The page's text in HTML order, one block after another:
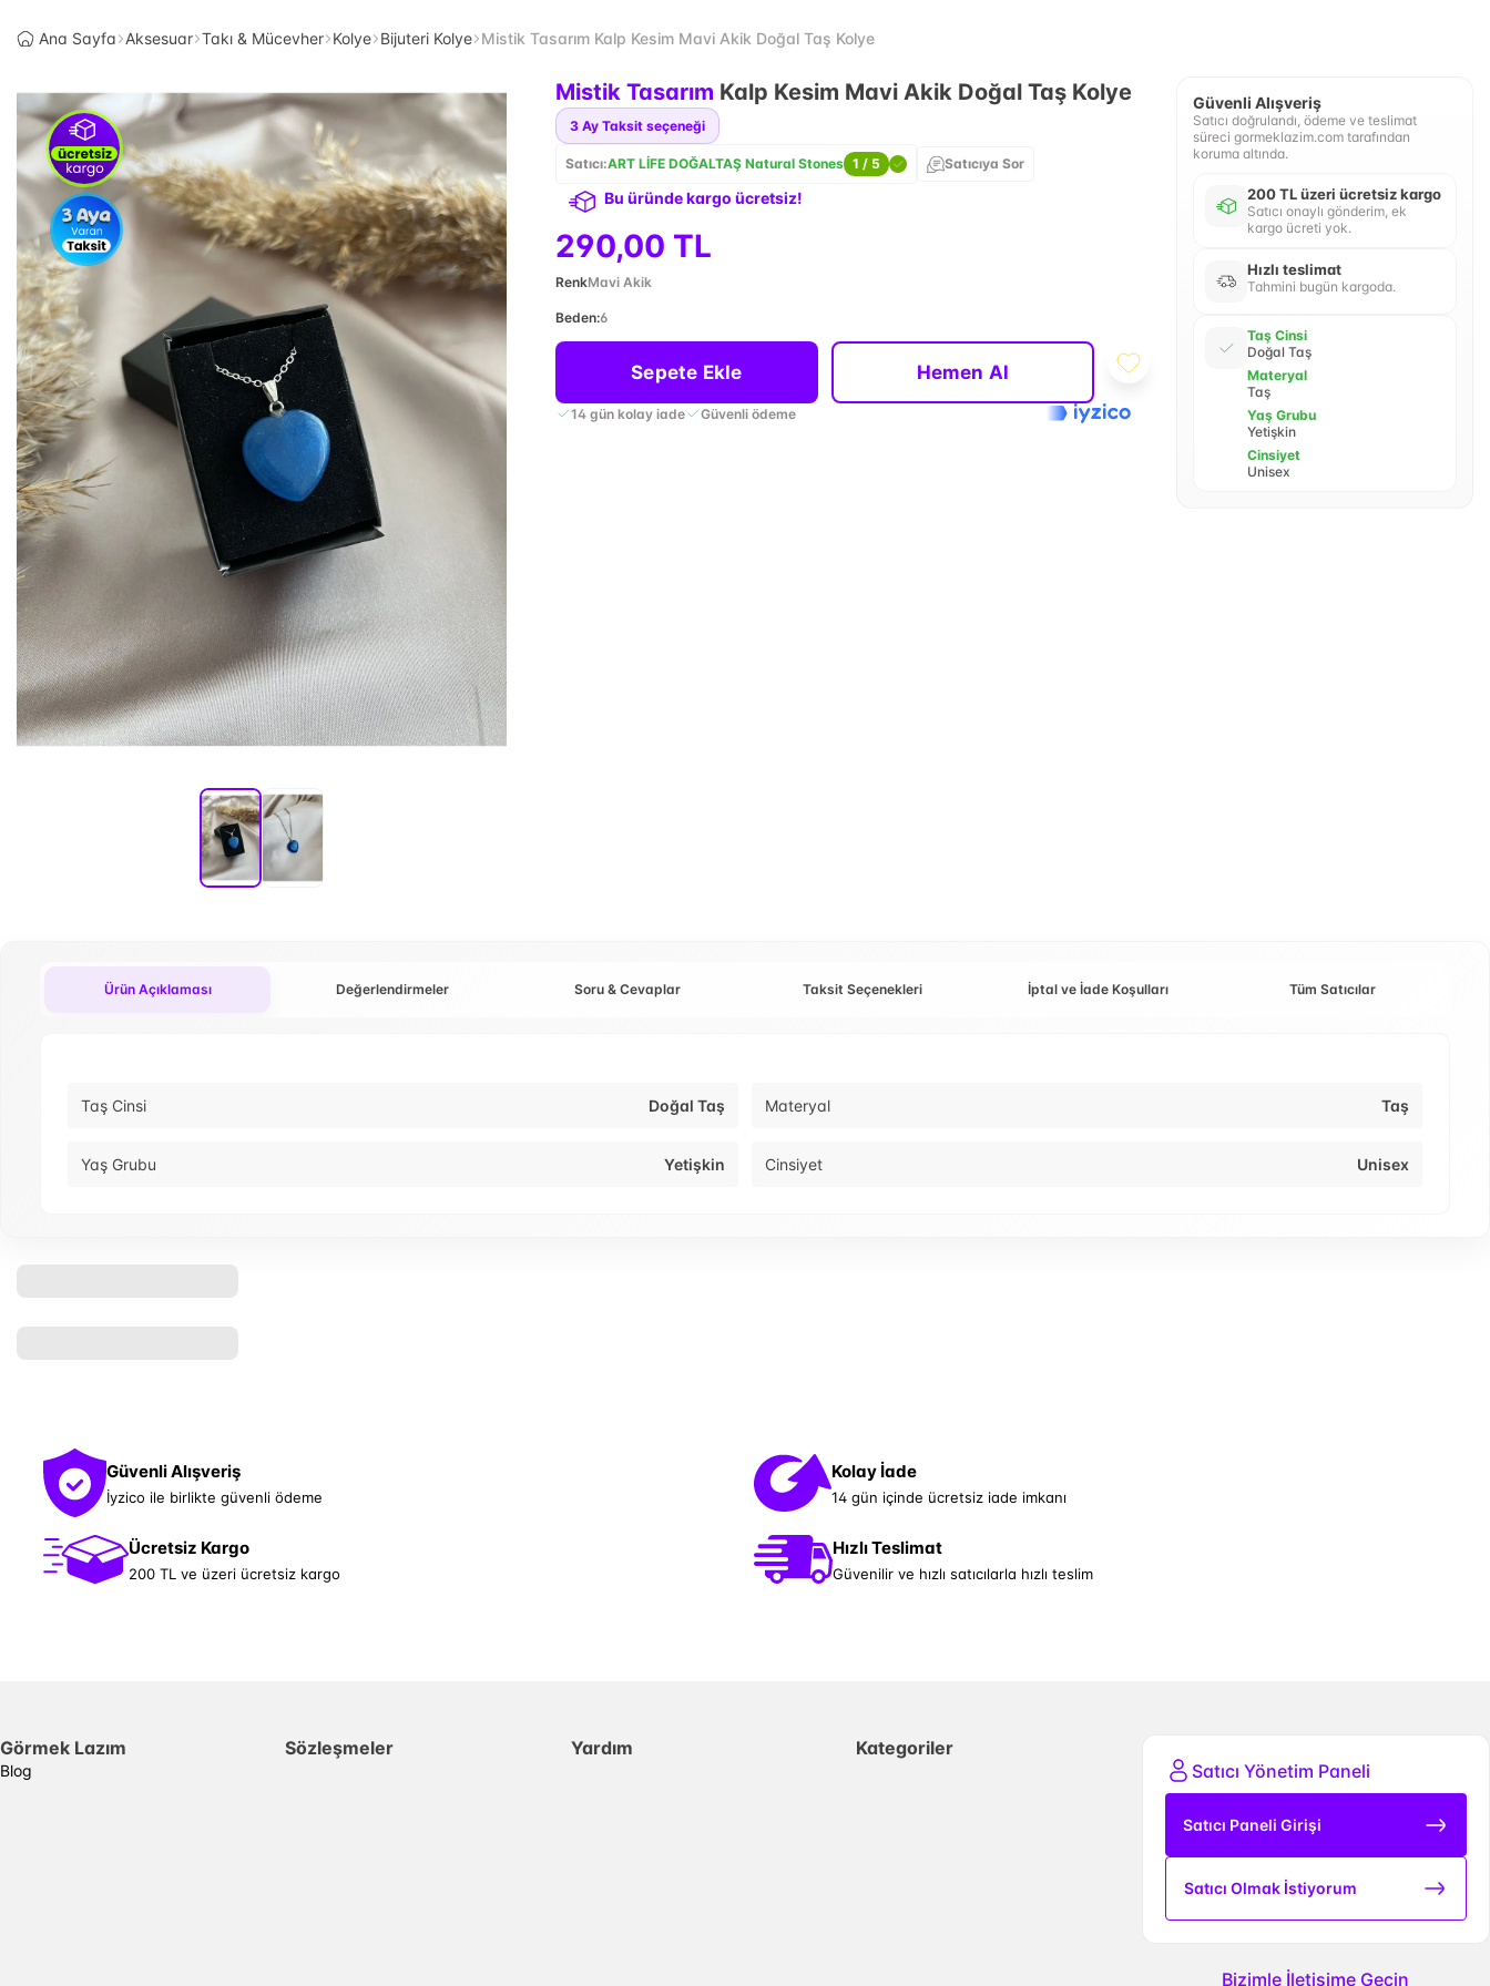
Ana Sayfa Aksesuar Takı & Mücevher Kolye Bijuteri Kolye Mistik Tasarım Kalp Kesim Mavi Akik Doğal Taş Kolye
Mistik Tasarım Kalp Kesim Mavi Akik Doğal Taş Kolye
3 Ay Taksit seçeneği
Satıcı:ART LİFE DOĞALTAŞ Natural Stones 1 / 5 Satıcıya Sor
Bu üründe kargo ücretsiz!
290,00 TL
RenkMavi Akik
Beden:6
Sepete Ekle Hemen Al
14 gün kolay iade Güvenli ödeme
Güvenli Alışveriş
Satıcı doğrulandı, ödeme ve teslimat
süreci gormeklazim.com tarafından
koruma altında.
200 TL üzeri ücretsiz kargo
Satıcı onaylı gönderim, ek
kargo ücreti yok.
Hızlı teslimat
Tahmini bugün kargoda.
Taş Cinsi
Doğal Taş
Materyal
Taş
Yaş Grubu
Yetişkin
Cinsiyet
Unisex
Ürün Açıklaması Değerlendirmeler Soru & Cevaplar Taksit Seçenekleri İptal ve İade Koşulları Tüm Satıcılar
Taş Cinsi Doğal Taş Materyal Taş
Yaş Grubu Yetişkin Cinsiyet Unisex
Güvenli Alışveriş
İyzico ile birlikte güvenli ödeme
Kolay İade
14 gün içinde ücretsiz iade imkanı
Ücretsiz Kargo
200 TL ve üzeri ücretsiz kargo
Hızlı Teslimat
Güvenilir ve hızlı satıcılarla hızlı teslim
Görmek Lazım
Blog
Sözleşmeler Yardım
Kategoriler
Satıcı Yönetim Paneli
Satıcı Paneli Girişi
Satıcı Olmak İstiyorum
Bizimle İletişime Geçin